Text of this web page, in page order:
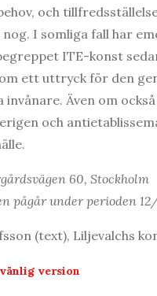
och
I somliga fall har
ITE-konst
ett uttryck för den
invånare. Även om
och
60, Stockholm
pågår under perioden
(text), Liljevalchs
version